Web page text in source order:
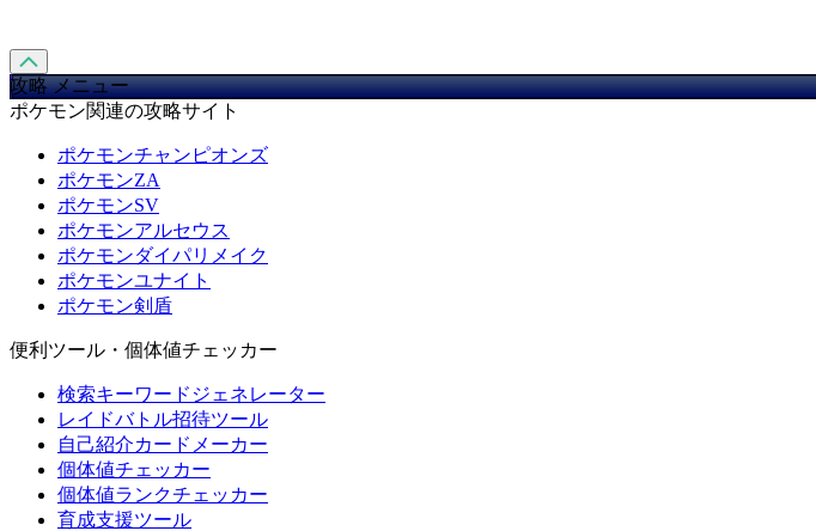
攻略 メニュー
ポケモン関連の攻略サイト
ポケモンチャンピオンズ
ポケモンZA
ポケモンSV
ポケモンアルセウス
ポケモンダイパリメイク
ポケモンユナイト
ポケモン剣盾
便利ツール・個体値チェッカー
検索キーワードジェネレーター
レイドバトル招待ツール
自己紹介カードメーカー
個体値チェッカー
個体値ランクチェッカー
育成支援ツール